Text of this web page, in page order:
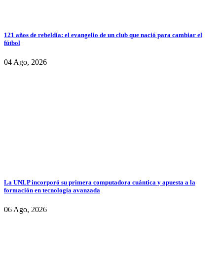
121 años de rebeldía: el evangelio de un club que nació para cambiar el
fútbol
04 Ago, 2026
La UNLP incorporó su primera computadora cuántica y apuesta a la
formación en tecnología avanzada
06 Ago, 2026